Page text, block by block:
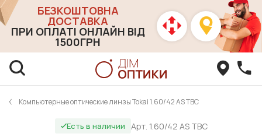
БЕЗКОШТОВНА
ДОСТАВКА
ПРИ ОПЛАТІ ОНЛАЙН ВІД
1500ГРН
Компьютерные оптические линзы Tokai 1.60/42 AS TBC
Есть в наличии Арт. 1.60/42 AS TBC